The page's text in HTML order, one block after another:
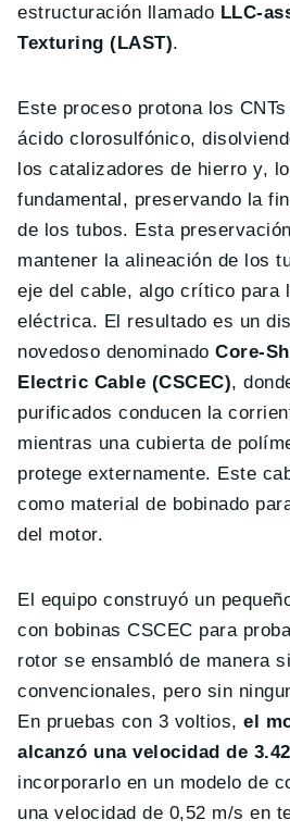
estructuración llamado LLC-
Texturing (LAST).
Este proceso protona los
ácido clorosulfónico,
los catalizadores de hierro y,
fundamental, preservando la
de los tubos. Esta
mantener la alineación de los
eje del cable, algo crítico para
eléctrica. El resultado es un
novedoso denominadoCore-
Electric Cable (CSCEC),
purificados conducen la
mientras una cubierta de
protege externamente. Este
como material de bobinado
del motor.
El equipo construyó un
con bobinas CSCEC para
rotor se ensambló de manera
convencionales, pero sin
En pruebas con 3 voltios,el
alcanzó una velocidad de
incorporarlo en un modelo de
una velocidad de 0,52 m/s en